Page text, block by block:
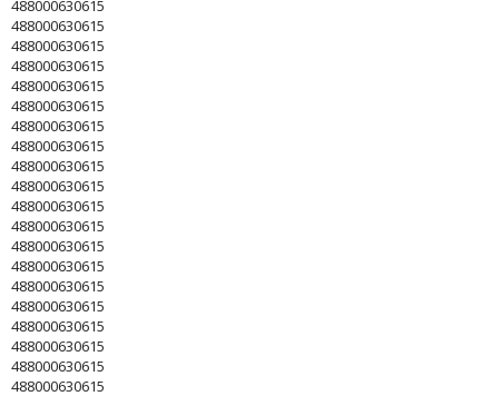
488000630615
488000630615
488000630615
488000630615
488000630615
488000630615
488000630615
488000630615
488000630615
488000630615
488000630615
488000630615
488000630615
488000630615
488000630615
488000630615
488000630615
488000630615
488000630615
488000630615